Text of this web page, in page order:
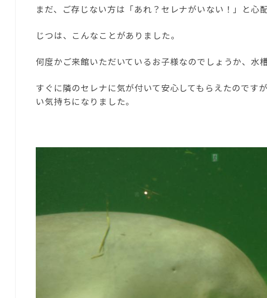
まだ、ご存じない方は「あれ？セレナがいない！」と心
じつは、こんなことがありました。
何度かご来館いただいているお子様なのでしょうか、水
すぐに隣のセレナに気が付いて安心してもらえたのです
い気持ちになりました。